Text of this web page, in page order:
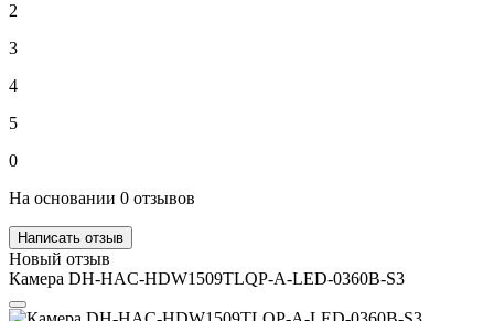
2
3
4
5
0
На основании 0 отзывов
Написать отзыв
Новый отзыв
Камера DH-HAC-HDW1509TLQP-A-LED-0360B-S3